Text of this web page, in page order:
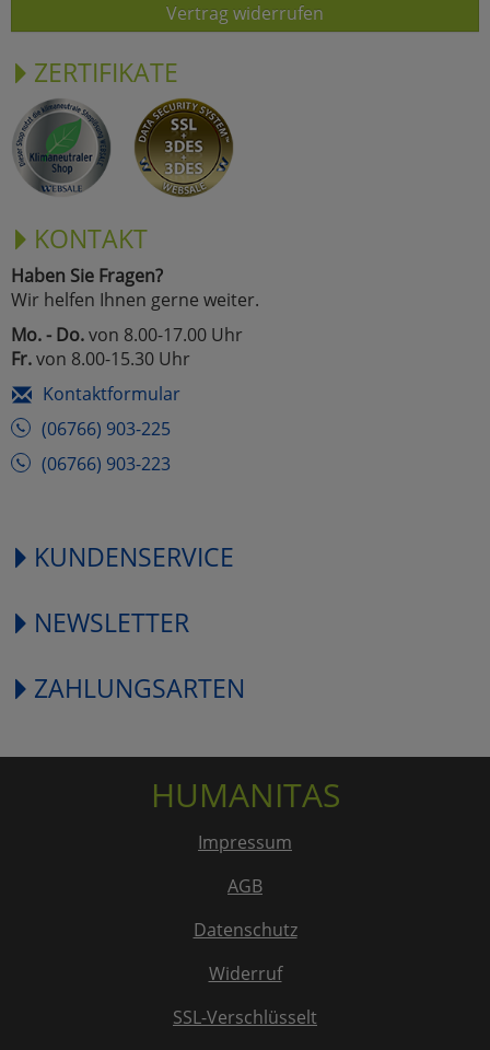
Vertrag widerrufen
ZERTIFIKATE
KONTAKT
Haben Sie Fragen?
Wir helfen Ihnen gerne weiter.
Mo. - Do.von 8.00-17.00 Uhr
Fr.von 8.00-15.30 Uhr
Kontaktformular
(06766) 903-225
(06766) 903-223
KUNDENSERVICE
NEWSLETTER
ZAHLUNGSARTEN
HUMANITAS
Impressum
AGB
Datenschutz
Widerruf
SSL-Verschlüsselt